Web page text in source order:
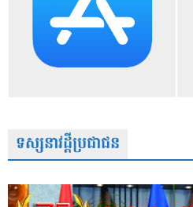
ទស្សនាវដ្តីប្រជាជន